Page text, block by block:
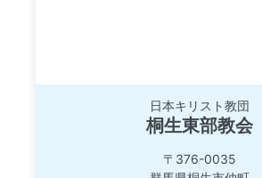
日本キリスト教団
桐生東部教会
〒376-0035